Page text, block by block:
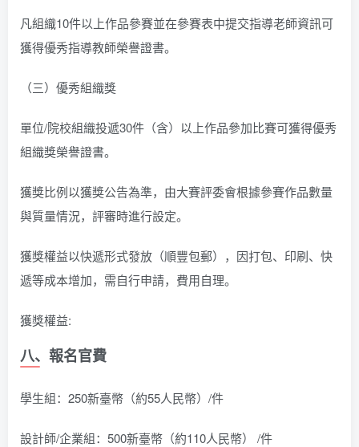
凡組織10件以上作品參賽並在參賽表中提交指導老師資訊可
獲得優秀指導教師榮譽證書。
（三）優秀組織獎
單位/院校組織投遞30件（含）以上作品參加比賽可獲得優秀
組織獎榮譽證書。
獲獎比例以獲獎公告為準，由大賽評委會根據參賽作品數量
與質量情況，評審時進行設定。
獲獎權益以快遞形式發放（順豐包郵），因打包、印刷、快
遞等成本增加，需自行申請，費用自理。
獲獎權益:
八、報名官費
學生組：250新臺幣（約55人民幣）/件
設計師/企業組：500新臺幣（約110人民幣） /件